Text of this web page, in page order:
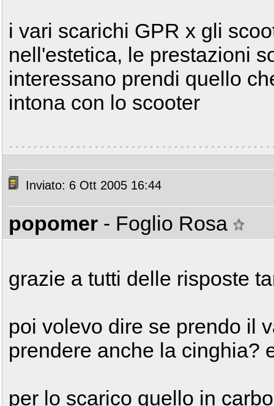
i vari scarichi GPR x gli
nell'estetica, le prestazioni
interessano prendi quello
intona con lo scooter
Inviato: 6 Ott 2005 16:44
popomer - Foglio Rosa
grazie a tutti delle risposte
poi volevo dire se prendo il
prendere anche la cinghia?
per lo scarico quello in